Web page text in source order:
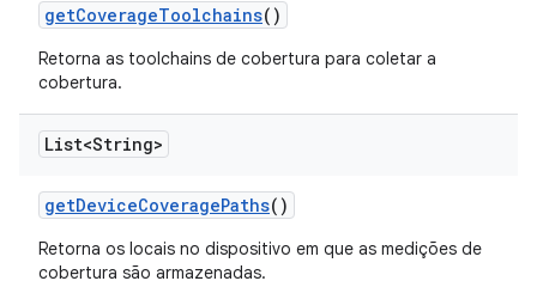
getCoverageToolchains()
Retorna as toolchains de cobertura para coletar a
cobertura.
List<String>
getDeviceCoveragePaths()
Retorna os locais no dispositivo em que as medições de
cobertura são armazenadas.